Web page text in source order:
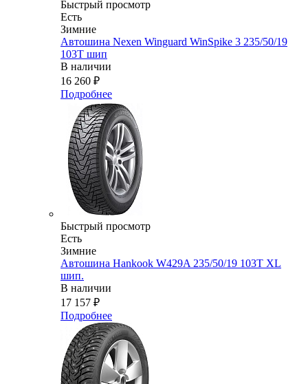
Быстрый просмотр
Есть
Зимние
Автошина Nexen Winguard WinSpike 3 235/50/19
103T шип
В наличии
16 260 ₽
Подробнее
Быстрый просмотр
Есть
Зимние
Автошина Hankook W429A 235/50/19 103T XL
шип.
В наличии
17 157 ₽
Подробнее